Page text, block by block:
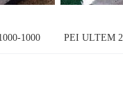
1000
PEI ULTEM